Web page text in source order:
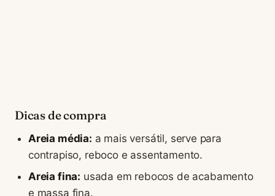
Dicas de compra
Areia média: a mais versátil, serve para
contrapiso, reboco e assentamento.
Areia fina: usada em rebocos de acabamento
e massa fina.